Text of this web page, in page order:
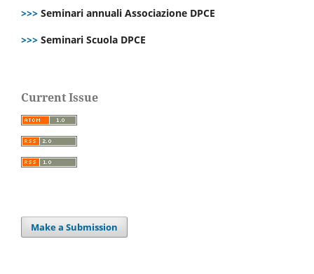
>>> Seminari annuali Associazione DPCE
>>> Seminari Scuola DPCE
Current Issue
Make a Submission